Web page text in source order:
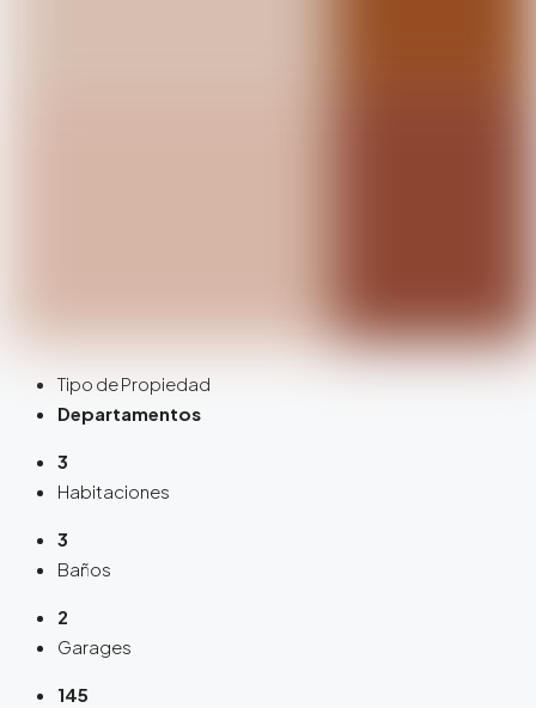
Tipo de Propiedad
Departamentos
3
Habitaciones
3
Baños
2
Garages
145